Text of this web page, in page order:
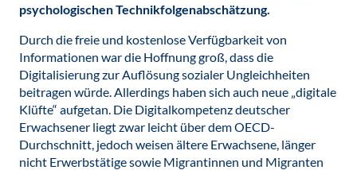
psychologischen Technikfolgenabschätzung.
Durch die freie und kostenlose Verfügbarkeit von
Informationen war die Hoffnung groß, dass die
Digitalisierung zur Auflösung sozialer Ungleichheiten
beitragen würde. Allerdings haben sich auch neue „digitale
Klüfte“ aufgetan. Die Digitalkompetenz deutscher
Erwachsener liegt zwar leicht über dem OECD-
Durchschnitt, jedoch weisen ältere Erwachsene, länger
nicht Erwerbstätige sowie Migrantinnen und Migranten